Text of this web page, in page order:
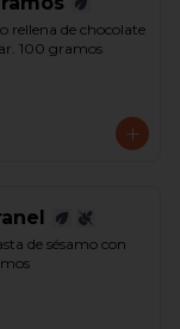
rellena de chocolate
100 gramos
de sésamo con